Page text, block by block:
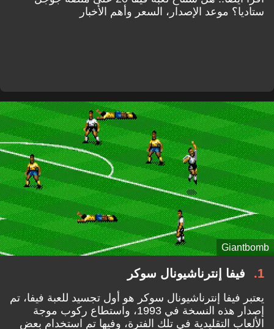
ستاديا؟ موعد الإصدار، السعر وأهم الأخبار
Giantbomb
1 فيفا إنترناشيونال سوكر
يعتبر فيفا إنترناشيونال سوكر هو أول تجسيد للعبة فيفا، تم
إصدار هذه النسخة في 1993، واستطاع ركوب موجة
الألعاب التقليدية في تلك الفترة، وفيها تم استخدام بعض